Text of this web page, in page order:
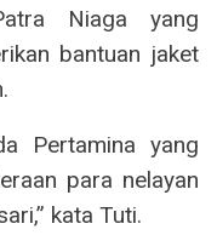
Niaga yang
bantuan jaket
Pertamina yang
para nelayan
kata Tuti.